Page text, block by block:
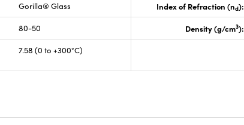
Gorilla® Glass Index of Refraction (nd):
80-50 Density (g/cm3):
7.58 (0 to +300°C)